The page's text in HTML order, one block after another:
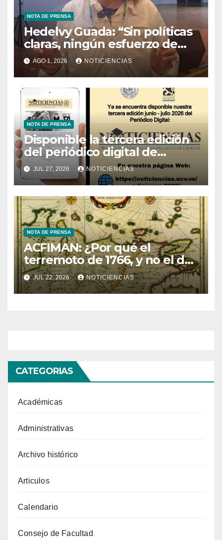
NOTA DE PRENSA
Hedelvy Guada: “Sin políticas
claras, ningún esfuerzo de
conservación rendirá frutos”
AGO 1, 2026 NOTICIENCIAS
NOTA DE PRENSA
Disponible la tercera edición
del periódico digital de
Noticiencias 2026
JUL 27, 2026 NOTICIENCIAS
NOTA DE PRENSA
ACFIMAN: ¿Por qué el
terremoto de 1766, y no el de
1530, fue útil para la
sismología venezolana?
JUL 22, 2026 NOTICIENCIAS
CATEGORIAS
Académicas
Administrativas
Archivo histórico
Articulos
Calendario
Consejo de Facultad